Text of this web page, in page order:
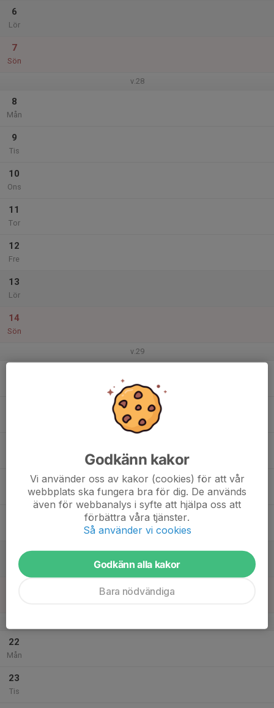
6
Lör
7
Sön
v.28
8
Mån
9
Tis
10
Ons
11
Tor
12
Fre
13
Lör
14
Sön
v.29
Lör
22
Mån
23
Tis
Godkänn kakor
Vi använder oss av kakor (cookies) för att vår
webbplats ska fungera bra för dig. De används
även för webbanalys i syfte att hjälpa oss att
förbättra våra tjänster.
Så använder vi cookies
Godkänn alla kakor
Bara nödvändiga